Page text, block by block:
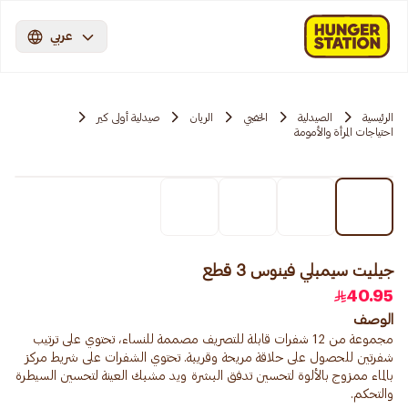
عربي
الرئيسية الصيدلية الخفجي الريان
صيدلية أولى كير
احتياجات المرأة والأمومة
جيليت سيمبلي فينوس 3 قطع
40.95
الوصف
مجموعة من 12 شفرات قابلة للتصريف مصممة للنساء، تحتوي على ترتيب
شفرتين للحصول على حلاقة مريحة وقريبة. تحتوي الشفرات على شريط مركز
بالماء ممزوج بالألوة لتحسين تدفق البشرة ويد مشبك العينة لتحسين السيطرة
والتحكم.